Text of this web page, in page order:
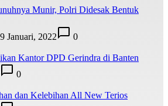
Munir, Polri Didesak Bentuk
9 Januari, 2022
0
Kantor DPD Gerindra di Banten
0
dan Kelebihan All New Terios